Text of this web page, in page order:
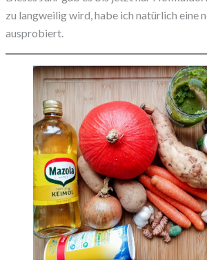
zu langweilig wird, habe ich natürlich eine
ausprobiert.